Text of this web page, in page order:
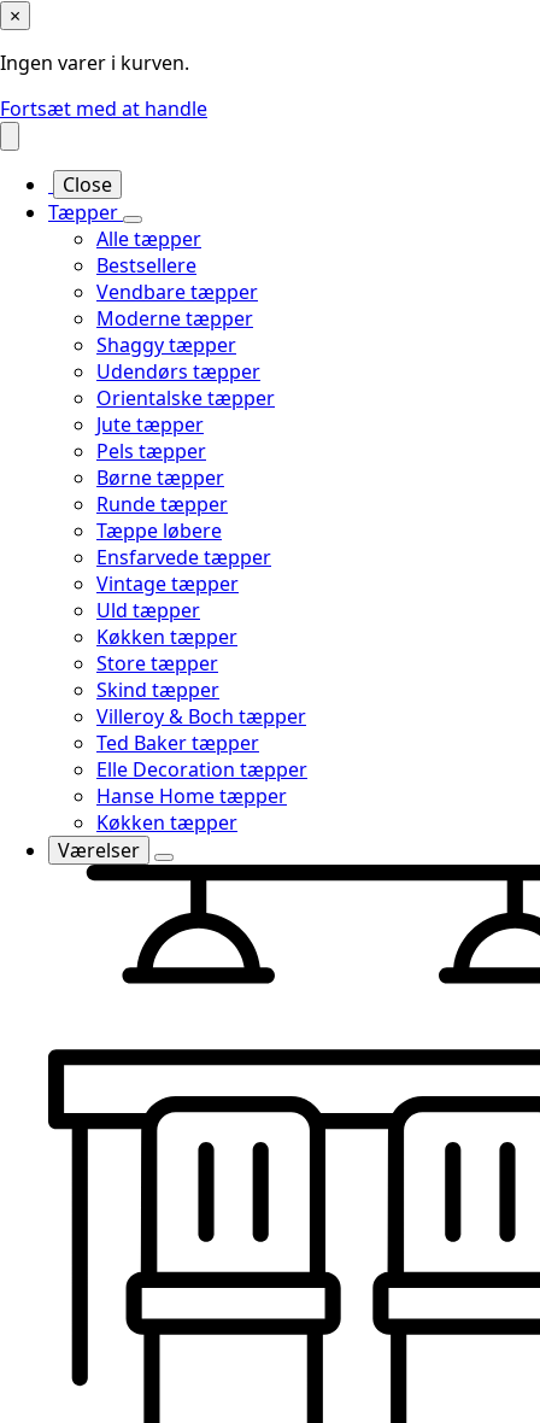
×
Ingen varer i kurven.
Fortsæt med at handle
Close
Tæpper
Alle tæpper
Bestsellere
Vendbare tæpper
Moderne tæpper
Shaggy tæpper
Udendørs tæpper
Orientalske tæpper
Jute tæpper
Pels tæpper
Børne tæpper
Runde tæpper
Tæppe løbere
Ensfarvede tæpper
Vintage tæpper
Uld tæpper
Køkken tæpper
Store tæpper
Skind tæpper
Villeroy & Boch tæpper
Ted Baker tæpper
Elle Decoration tæpper
Hanse Home tæpper
Køkken tæpper
Værelser